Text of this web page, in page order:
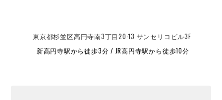
東京都杉並区高円寺南3丁目20-13 サンセリコビル3F
新高円寺駅から徒歩3分 / JR高円寺駅から徒歩10分